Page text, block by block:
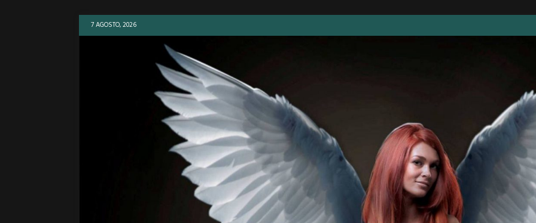
7 AGOSTO, 2026